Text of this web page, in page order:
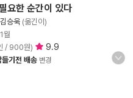
요한 순간이 있다
김승욱 (옮긴이)
월
/ 900원) 9.9
들기전 배송 변경